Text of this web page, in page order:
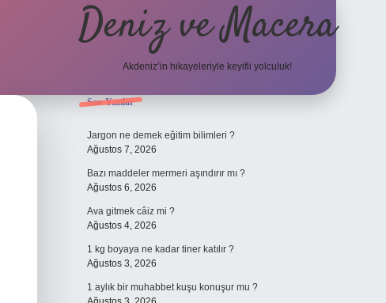
Deniz ve Macera
Akdeniz’in hikayeleriyle keyifli yolculuk!
Sidebar
Son Yazılar
Jargon ne demek eğitim bilimleri ?
Ağustos 7, 2026
Bazı maddeler mermeri aşındırır mı ?
Ağustos 6, 2026
Ava gitmek câiz mi ?
Ağustos 4, 2026
1 kg boyaya ne kadar tiner katılır ?
Ağustos 3, 2026
1 aylık bir muhabbet kuşu konuşur mu ?